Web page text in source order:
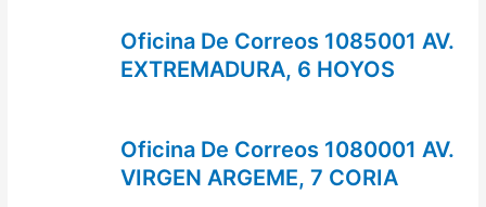
Oficina De Correos 1085001 AV.
EXTREMADURA, 6 HOYOS
Oficina De Correos 1080001 AV.
VIRGEN ARGEME, 7 CORIA